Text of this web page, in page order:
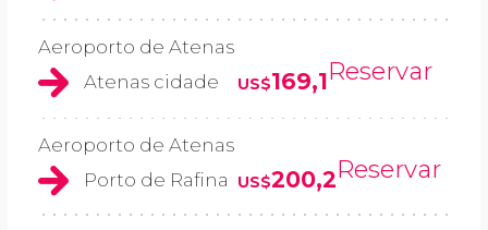
Aeroporto de Atenas
Atenas cidade
US$169,1Reservar
Aeroporto de Atenas
Porto de Rafina
US$200,2Reservar